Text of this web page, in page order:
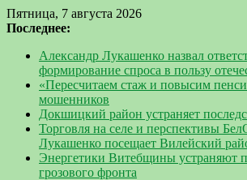
Пятница, 7 августа 2026
Последнее:
Александр Лукашенко назвал
формирование спроса в пользу
«Пересчитаем стаж и повысим
мошенников
Докшицкий район устраняет
Торговля на селе и перспективы
Лукашенко посещает Вилейский
Энергетики Витебщины устраняют
грозового фронта